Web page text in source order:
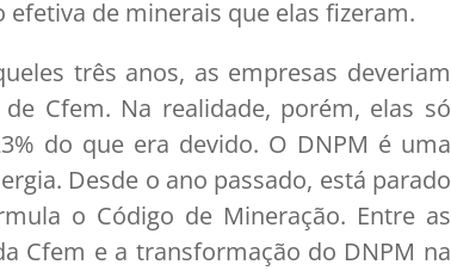
efetiva de minerais que elas fizeram.
três anos, as empresas deveriam
Cfem. Na realidade, porém, elas só
do que era devido. O DNPM é uma
Desde o ano passado, está parado
o Código de Mineração. Entre as
Cfem e a transformação do DNPM na